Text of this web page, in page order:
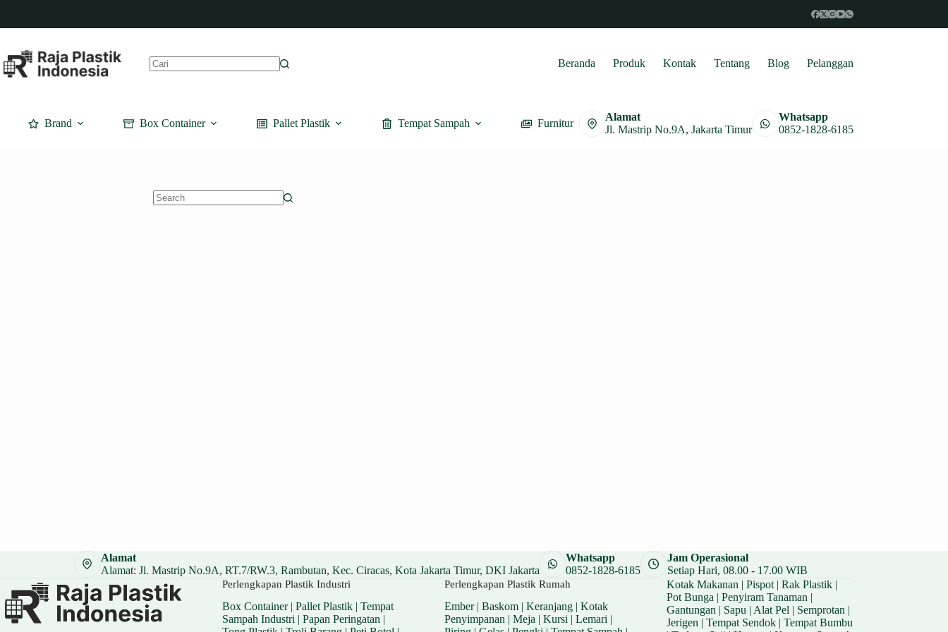
content
Beranda Produk Kontak Tentang Blog Pelanggan
Brand Box Container Pallet Plastik Tempat Sampah Furnitur
Alamat
Jl. Mastrip No.9A, Jakarta Timur
Whatsapp
0852-1828-6185
Alamat
Alamat: Jl. Mastrip No.9A, RT.7/RW.3, Rambutan, Kec. Ciracas, Kota Jakarta Timur, DKI Jakarta
Whatsapp
0852-1828-6185
Jam Operasional
Setiap Hari, 08.00 - 17.00 WIB
Perlengkapan Plastik Industri
Box Container| Pallet Plastik| Tempat
Sampah Industri | Papan Peringatan |
Perlengkapan Plastik Rumah
Ember| Baskom| Keranjang| Kotak
Penyimpanan | Meja | Kursi | Lemari |
Kotak Makanan | Pispot| Rak Plastik|
Pot Bunga | Penyiram Tanaman |
Gantungan | Sapu | Alat Pel | Semprotan |
Jerigen | Tempat Sendok| Tempat Bumbu